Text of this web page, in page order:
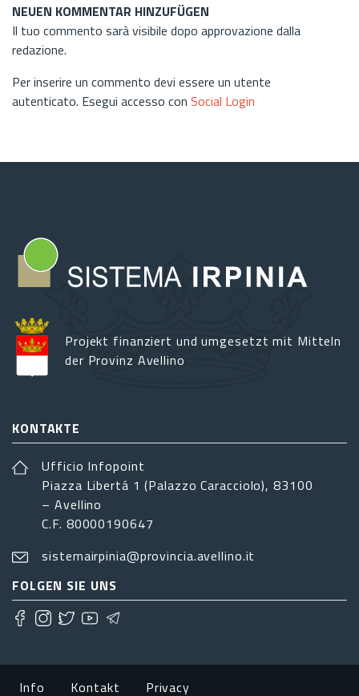
NEUEN KOMMENTAR HINZUFÜGEN
Il tuo commento sarà visibile dopo approvazione dalla
redazione.
Per inserire un commento devi essere un utente
autenticato. Esegui accesso con Social Login
Projekt finanziert und umgesetzt mit Mitteln
der Provinz Avellino
KONTAKTE
Ufficio Infopoint
Piazza Libertá 1 (Palazzo Caracciolo), 83100
– Avellino
C.F. 80000190647
sistemairpinia@provincia.avellino.it
FOLGEN SIE UNS
Footer menu
Info Kontakt Privacy